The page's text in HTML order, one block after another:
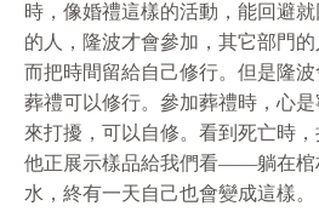
時，像婚禮這樣的活動，能回避
的人，隆波才會參加，其它部門的
而把時間留給自己修行。但是隆
葬禮可以修行。參加葬禮時，心
來打擾，可以自修。看到死亡時，
他正展示樣品給我們看——躺在棺
水，終有一天自己也會變成這樣。